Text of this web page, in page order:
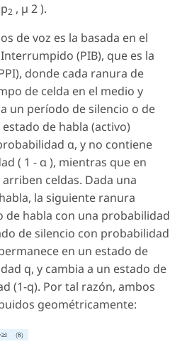
2 , µ 2 ).
de voz es la basada en el
(PIB), que es la
donde cada ranura de
de celda en el medio y
un período de silencio o de
de habla (activo)
α, y no contiene
( 1 - α ), mientras que en
celdas. Dada una
la siguiente ranura
de habla con una probabilidad
de silencio con probabilidad
en un estado de
q, y cambia a un estado de
(1-q). Por tal razón, ambos
geométricamente: